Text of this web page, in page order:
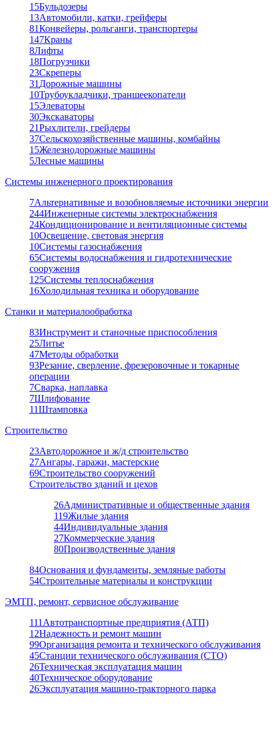
15Бульдозеры
13Автомобили, катки, грейферы
81Конвейеры, рольганги, транспортеры
147Краны
8Лифты
18Погрузчики
23Скреперы
31 Дорожные машины
10Трубоукладчики, траншеекопатели
15Элеваторы
30Экскаваторы
21Рыхлители, грейдеры
37Сельскохозяйственные машины, комбайны
15Железнодорожные машины
5Лесные машины
Системы инженерного проектирования
7Альтернативные и возобновляемые источники энергии
244Инженерные системы электроснабжения
24Кондиционирование и вентиляционные системы
10Освещение, световая энергия
10Системы газоснабжения
65Системы водоснабжения и гидротехнические
сооружения
125Системы теплоснабжения
16Холодильная техника и оборудование
Станки и материалообработка
83Инструмент и станочные приспособления
25Литье
47Методы обработки
93Резание, сверление, фрезеровочные и токарные
операции
7Сварка, наплавка
7Шлифование
11Штамповка
Строительство
23Автодорожное и ж/д строительство
27Ангары, гаражи, мастерские
69Строительство сооружений
Строительство зданий и цехов
26Административные и общественные здания
119Жилые здания
44Индивидуальные здания
27Коммерческие здания
80Производственные здания
84Основания и фундаменты, земляные работы
54Строительные материалы и конструкции
ЭМТП, ремонт, сервисное обслуживание
111 Автотранспортные предприятия (АТП)
12Надежность и ремонт машин
99Организация ремонта и технического обслуживания
45Станции технического обслуживания (СТО)
26Техническая эксплуатация машин
40Техническое оборудование
26Эксплуатация машино-тракторного парка